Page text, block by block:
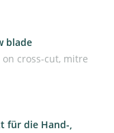
blade
cross-cut, mitre
für die Hand-,